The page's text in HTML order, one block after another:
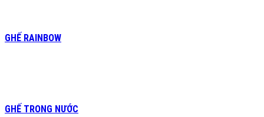
GHẾ RAINBOW
GHẾ TRONG NƯỚC